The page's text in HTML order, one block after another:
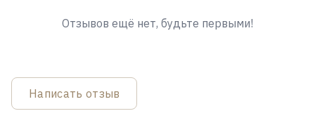
Отзывов ещё нет, будьте первыми!
Написать отзыв